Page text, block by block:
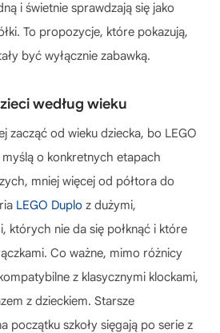
i świetnie sprawdzają się jako
To propozycje, które pokazują,
być wyłącznie zabawką.
według wieku
zacząć od wieku dziecka, bo LEGO
o konkretnych etapach
mniej więcej od półtora do
LEGO Duplo z dużymi,
których nie da się połknąć i które
Co ważne, mimo różnicy
z klasycznymi klockami,
z dzieckiem. Starsze
początku szkoły sięgają po serie z